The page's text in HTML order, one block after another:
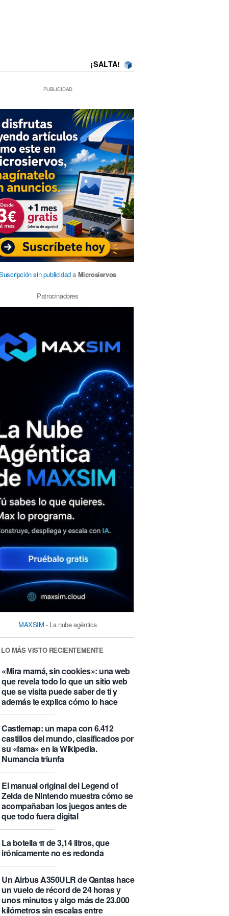
¡SALTA!
PUBLICIDAD
sin publicidada Microsiervos
Patrocinadores
MAXSIM - La nube agéntica
LO MÁS VISTO RECIENTEMENTE
«Mira mamá, sin cookies»: una web
que revela todo lo que un sitio web
que se visita puede saber de ti y
además te explica cómo lo hace
Castlemap: un mapa con 6.412
castillos del mundo, clasificados por
su «fama» en la Wikipedia.
Numancia triunfa
El manual original del Legend of
Zelda de Nintendo muestra cómo se
acompañaban los juegos antes de
que todo fuera digital
La botella π de 3,14 litros, que
irónicamente no es redonda
Un Airbus A350ULR de Qantas hace
un vuelo de récord de 24 horas y
unos minutos y algo más de 23.000
kilómetros sin escalas entre